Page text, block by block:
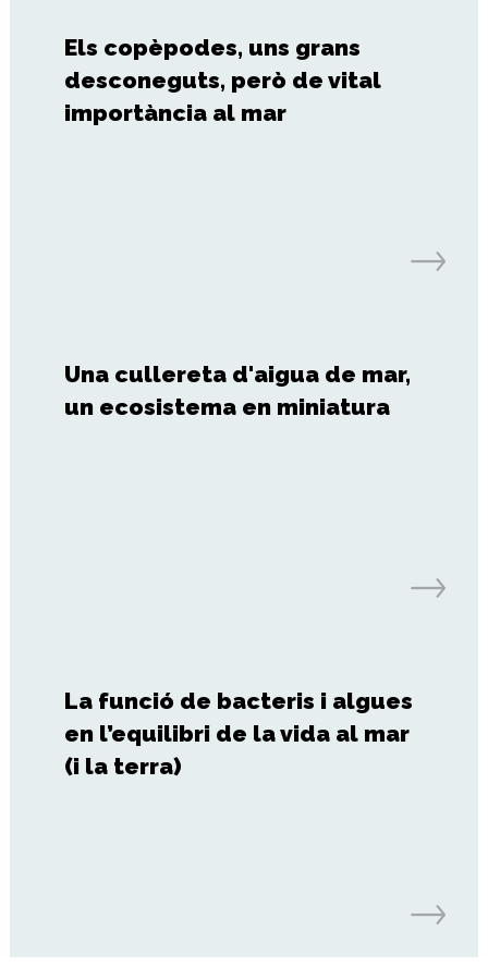
Els copèpodes, uns grans
desconeguts, però de vital
importància al mar
Una cullereta d'aigua de mar,
un ecosistema en miniatura
La funció de bacteris i algues
en l’equilibri de la vida al mar
(i la terra)